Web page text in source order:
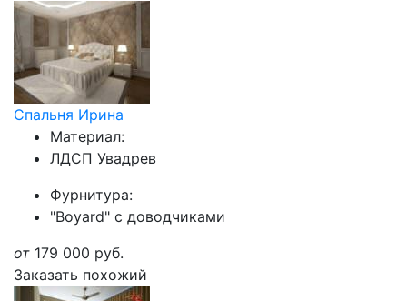
Спальня Ирина
Материал:
ЛДСП Увадрев
Фурнитура:
"Boyard" с доводчиками
от 179 000 руб.
Заказать похожий